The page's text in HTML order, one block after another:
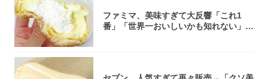
ファミマ、美味すぎて大反響「これ1
番」「世界一おいしいかも知れない」